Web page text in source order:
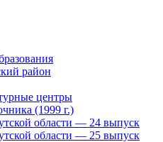
район
центры
(1999 г.)
области — 24 выпуск
области — 25 выпуск